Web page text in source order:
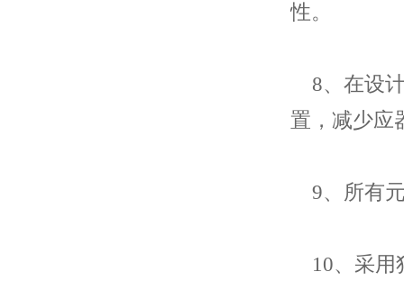
性。
8、在设计
置，减少应
9、所有
10、采用